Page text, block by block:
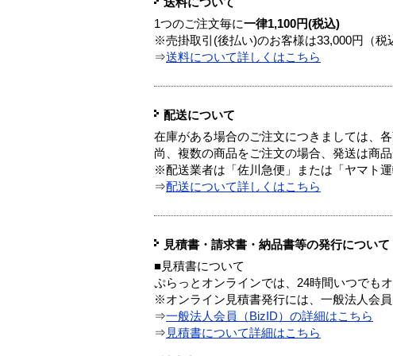
送料について
1つのご注文毎に一律1,100円(税込)
※売掛取引(後払い)のお客様は33,000円（税
⇒送料について詳しくはこちら
配送について
在庫がある場合のご注文につきましては、
尚、複数の商品をご注文の場合、発送は商
※配送業者は「佐川急便」または「ヤマト
⇒配送について詳しくはこちら
見積書・請求書・納品書等の発行について
■見積書について
ぷらっとオンラインでは、24時間いつでも
※オンライン見積書発行には、一般法人会
⇒一般法人会員（BizID）の詳細はこちら
⇒ 見積書について詳細はこちら